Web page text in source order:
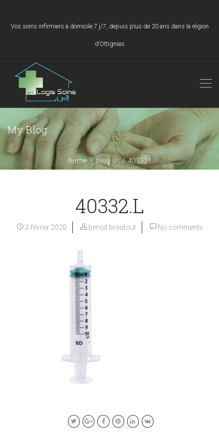
Vos soins infirmiers à domicile 7 j/7, depuis plus de 20 ans dans la région
d’Ottignies
My Blog
home blog 40332.l
40332.L
3 février 2020 benoit broutout No comments